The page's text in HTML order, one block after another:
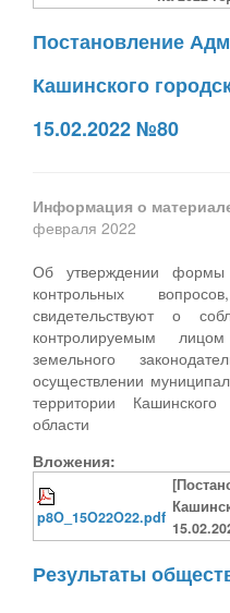
Постановление
Кашинского
15.02.2022 №80
Информация о
февраля 2022
Об утверждении формы
контрольных
свидетельствуют о
контролируемым
земельного
осуществлении
территории Кашинского
области
Вложения:
p8O_15O22O22.pdf
Результаты